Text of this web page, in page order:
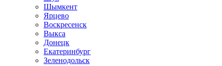
Шымкент
Ярцево
Воскресенск
Выкса
Донецк
Екатеринбург
Зеленодольск